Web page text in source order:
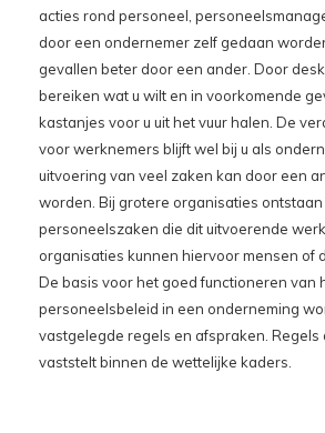
acties rond personeel,
door een ondernemer zelf gedaan
gevallen beter door een ander. Door
bereiken wat u wilt en in voorkomende
kastanjes voor u uit het vuur halen. De
voor werknemers blijft wel bij u als
uitvoering van veel zaken kan door een
worden. Bij grotere organisaties
personeelszaken die dit uitvoerende
organisaties kunnen hiervoor mensen of
De basis voor het goed functioneren van
personeelsbeleid in een onderneming
vastgelegde regels en afspraken. Regels
vaststelt binnen de wettelijke kaders.